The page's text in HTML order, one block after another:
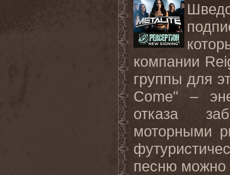
компании
группы для
Come" –
отказа
моторными
песню можно